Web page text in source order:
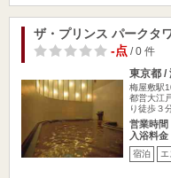
ザ・プリンス パークタ
-点/ 0 件
東京都 /
梅屋敷駅
都営大江
り徒歩３
営業時間
入浴料金
宿泊